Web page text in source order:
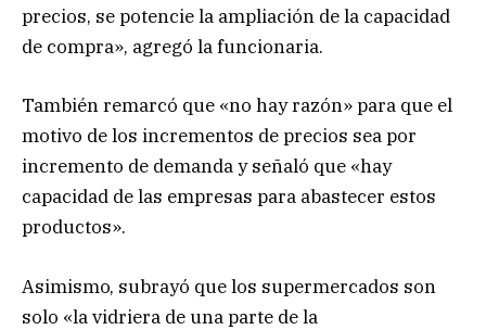
precios, se potencie la ampliación de la capacidad
de compra», agregó la funcionaria.
También remarcó que «no hay razón» para que el
motivo de los incrementos de precios sea por
incremento de demanda y señaló que «hay
capacidad de las empresas para abastecer estos
productos».
Asimismo, subrayó que los supermercados son
solo «la vidriera de una parte de la